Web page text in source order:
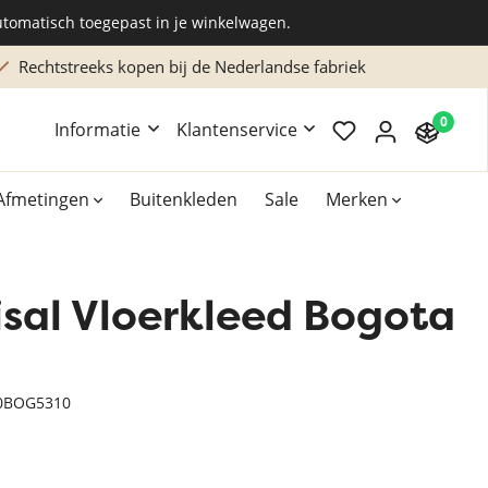
toegepast in je winkelwagen.
Rechtstreeks kopen bij de Nederlandse fabriek
Informatie Klantenservice 0
Buitenkleden Sale Merken
Overig
Accessoires
Vloerkleed Bogota